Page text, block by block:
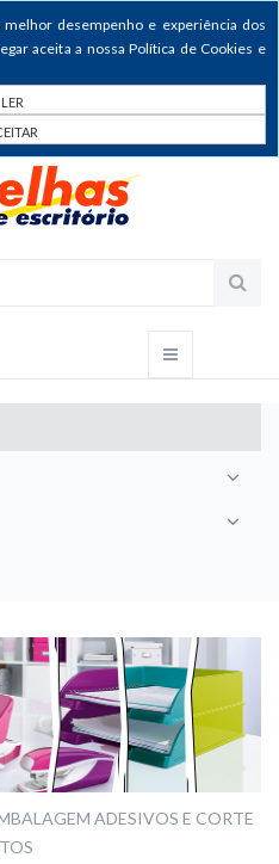
desempenho e experiência dos
aceita a nossa Política de Cookies e
LER
ADESIVOS E CORTE